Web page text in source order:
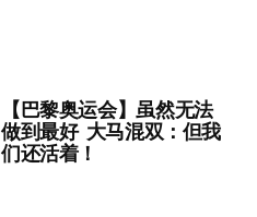
【巴黎奥运会】虽然无法
做到最好 大马混双：但我
们还活着！